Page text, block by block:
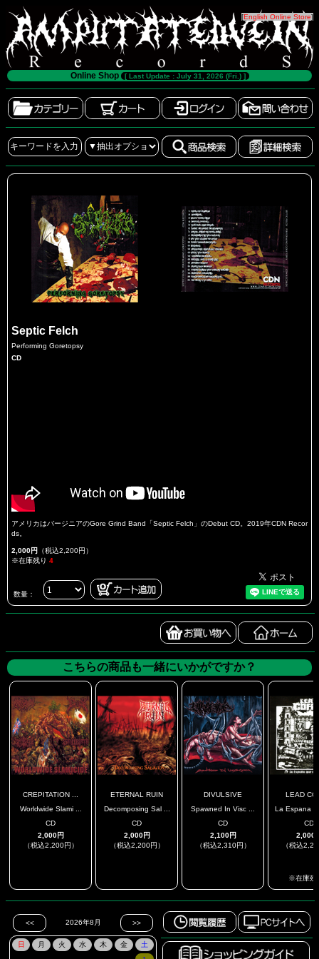
[English Online Store]
Online Shop [ Last Update : July 31, 2026 (Fri.) ]
Septic Felch
Performing Goretopsy
CD
アメリカはバージニアのGore Grind Band「Septic Felch」のDebut CD。2019年CDN Recor
ds。
2,000円 （税込2,200円）
※在庫残り 4
数量：
こちらの商品も一緒にいかがですか？
CREPITATION ...
Worldwide Slami ...
CD
2,000円
（税込2,200円）
ETERNAL RUIN
Decomposing Sal ...
CD
2,000円
（税込2,200円）
DIVULSIVE
Spawned In Visc ...
CD
2,100円
（税込2,310円）
LEAD
La Espana
CD
2,000
（税込
※在庫残